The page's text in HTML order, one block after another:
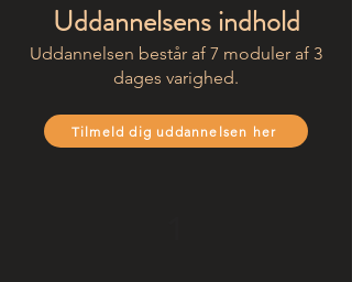
Uddannelsens indhold
Uddannelsen består af 7 moduler af 3
dages varighed.
Tilmeld dig uddannelsen her